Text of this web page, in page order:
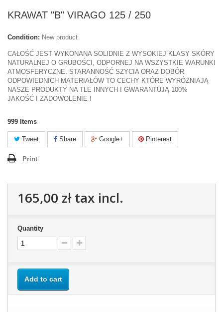
KRAWAT "B" VIRAGO 125 / 250
Condition: New product
CAŁOŚĆ JEST WYKONANA SOLIDNIE Z WYSOKIEJ KLASY SKÓRY
NATURALNEJ O GRUBOŚCI, ODPORNEJ NA WSZYSTKIE WARUNKI
ATMOSFERYCZNE. STARANNOŚĆ SZYCIA ORAZ DOBÓR
ODPOWIEDNICH MATERIAŁÓW TO CECHY KTÓRE WYRÓŻNIAJĄ
NASZE PRODUKTY NA TLE INNYCH I GWARANTUJĄ 100%
JAKOŚĆ I ZADOWOLENIE !
999 Items
Tweet Share Google+ Pinterest
Print
165,00 złtax incl.
Quantity
Add to cart